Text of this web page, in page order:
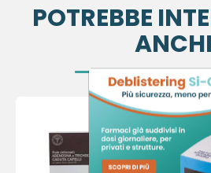
Aggiungi alla lista
Crea nuova lista
Crea lista dei
Nome lista dei desideri
Accedi
Devi avere effettuato l'accesso
prodotti nella tua lista dei
POTREBBE